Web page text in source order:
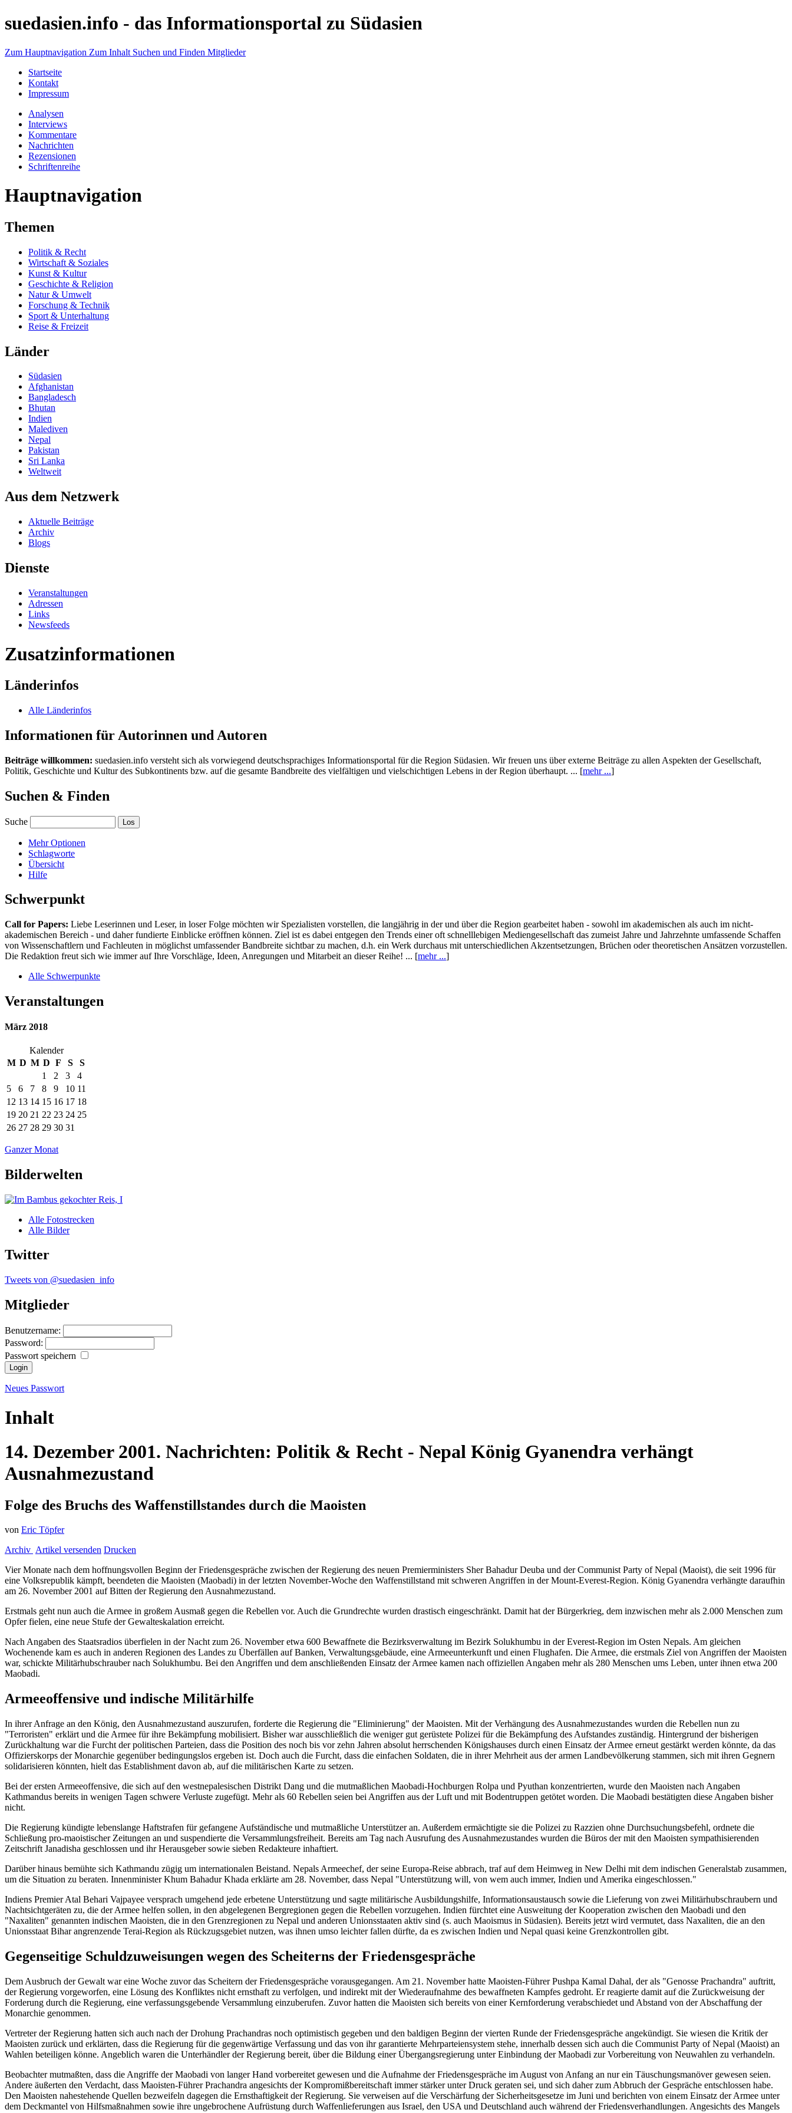
suedasien.info - das Informationsportal zu Südasien
Zum Hauptnavigation Zum Inhalt Suchen und Finden Mitglieder
Startseite
Kontakt
Impressum
Analysen
Interviews
Kommentare
Nachrichten
Rezensionen
Schriftenreihe
Hauptnavigation
Themen
Politik & Recht
Wirtschaft & Soziales
Kunst & Kultur
Geschichte & Religion
Natur & Umwelt
Forschung & Technik
Sport & Unterhaltung
Reise & Freizeit
Länder
Südasien
Afghanistan
Bangladesch
Bhutan
Indien
Malediven
Nepal
Pakistan
Sri Lanka
Weltweit
Aus dem Netzwerk
Aktuelle Beiträge
Archiv
Blogs
Dienste
Veranstaltungen
Adressen
Links
Newsfeeds
Zusatzinformationen
Länderinfos
Alle Länderinfos
Informationen für Autorinnen und Autoren
Beiträge willkommen: suedasien.info versteht sich als vorwiegend deutschsprachiges Informationsportal für die Region Südasien. Wir freuen uns über externe Beiträge zu allen Aspekten der Gesellschaft,
Politik, Geschichte und Kultur des Subkontinents bzw. auf die gesamte Bandbreite des vielfältigen und vielschichtigen Lebens in der Region überhaupt. ... [mehr ...]
Suchen & Finden
Suche
Mehr Optionen
Schlagworte
Übersicht
Hilfe
Schwerpunkt
Call for Papers: Liebe Leserinnen und Leser, in loser Folge möchten wir Spezialisten vorstellen, die langjährig in der und über die Region gearbeitet haben - sowohl im akademischen als auch im nicht-
akademischen Bereich - und daher fundierte Einblicke eröffnen können. Ziel ist es dabei entgegen den Trends einer oft schnelllebigen Mediengesellschaft das zumeist Jahre und Jahrzehnte umfassende Schaffen
von Wissenschaftlern und Fachleuten in möglichst umfassender Bandbreite sichtbar zu machen, d.h. ein Werk durchaus mit unterschiedlichen Akzentsetzungen, Brüchen oder theoretischen Ansätzen vorzustellen.
Die Redaktion freut sich wie immer auf Ihre Vorschläge, Ideen, Anregungen und Mitarbeit an dieser Reihe! ... [mehr ...]
Alle Schwerpunkte
Veranstaltungen
März 2018
Kalender
M D M D F S
S
1
2 3
4
5
6 7 8 9 10 11
12 13 14 15 16 17 18
19 20 21 22 23 24 25
26 27 28 29 30 31
Ganzer Monat
Bilderwelten
Alle Fotostrecken
Alle Bilder
Twitter
Tweets von @suedasien_info
Mitglieder
Benutzername:
Password:
Passwort speichern
Neues Passwort
Inhalt
14. Dezember 2001. Nachrichten: Politik & Recht - Nepal König Gyanendra verhängt
Ausnahmezustand
Folge des Bruchs des Waffenstillstandes durch die Maoisten
von Eric Töpfer
Archiv Artikel versenden Drucken
Vier Monate nach dem hoffnungsvollen Beginn der Friedensgespräche zwischen der Regierung des neuen Premierministers Sher Bahadur Deuba und der Communist Party of Nepal (Maoist), die seit 1996 für
eine Volksrepublik kämpft, beendeten die Maoisten (Maobadi) in der letzten November-Woche den Waffenstillstand mit schweren Angriffen in der Mount-Everest-Region. König Gyanendra verhängte daraufhin
am 26. November 2001 auf Bitten der Regierung den Ausnahmezustand.
Erstmals geht nun auch die Armee in großem Ausmaß gegen die Rebellen vor. Auch die Grundrechte wurden drastisch eingeschränkt. Damit hat der Bürgerkrieg, dem inzwischen mehr als 2.000 Menschen zum
Opfer fielen, eine neue Stufe der Gewalteskalation erreicht.
Nach Angaben des Staatsradios überfielen in der Nacht zum 26. November etwa 600 Bewaffnete die Bezirksverwaltung im Bezirk Solukhumbu in der Everest-Region im Osten Nepals. Am gleichen
Wochenende kam es auch in anderen Regionen des Landes zu Überfällen auf Banken, Verwaltungsgebäude, eine Armeeunterkunft und einen Flughafen. Die Armee, die erstmals Ziel von Angriffen der Maoisten
war, schickte Militärhubschrauber nach Solukhumbu. Bei den Angriffen und dem anschließenden Einsatz der Armee kamen nach offiziellen Angaben mehr als 280 Menschen ums Leben, unter ihnen etwa 200
Maobadi.
Armeeoffensive und indische Militärhilfe
In ihrer Anfrage an den König, den Ausnahmezustand auszurufen, forderte die Regierung die "Eliminierung" der Maoisten. Mit der Verhängung des Ausnahmezustandes wurden die Rebellen nun zu
"Terroristen" erklärt und die Armee für ihre Bekämpfung mobilisiert. Bisher war ausschließlich die weniger gut gerüstete Polizei für die Bekämpfung des Aufstandes zuständig. Hintergrund der bisherigen
Zurückhaltung war die Furcht der politischen Parteien, dass die Position des noch bis vor zehn Jahren absolut herrschenden Königshauses durch einen Einsatz der Armee erneut gestärkt werden könnte, da das
Offizierskorps der Monarchie gegenüber bedingungslos ergeben ist. Doch auch die Furcht, dass die einfachen Soldaten, die in ihrer Mehrheit aus der armen Landbevölkerung stammen, sich mit ihren Gegnern
solidarisieren könnten, hielt das Establishment davon ab, auf die militärischen Karte zu setzen.
Bei der ersten Armeeoffensive, die sich auf den westnepalesischen Distrikt Dang und die mutmaßlichen Maobadi-Hochburgen Rolpa und Pyuthan konzentrierten, wurde den Maoisten nach Angaben
Kathmandus bereits in wenigen Tagen schwere Verluste zugefügt. Mehr als 60 Rebellen seien bei Angriffen aus der Luft und mit Bodentruppen getötet worden. Die Maobadi bestätigten diese Angaben bisher
nicht.
Die Regierung kündigte lebenslange Haftstrafen für gefangene Aufständische und mutmaßliche Unterstützer an. Außerdem ermächtigte sie die Polizei zu Razzien ohne Durchsuchungsbefehl, ordnete die
Schließung pro-maoistischer Zeitungen an und suspendierte die Versammlungsfreiheit. Bereits am Tag nach Ausrufung des Ausnahmezustandes wurden die Büros der mit den Maoisten sympathisierenden
Zeitschrift Janadisha geschlossen und ihr Herausgeber sowie sieben Redakteure inhaftiert.
Darüber hinaus bemühte sich Kathmandu zügig um internationalen Beistand. Nepals Armeechef, der seine Europa-Reise abbrach, traf auf dem Heimweg in New Delhi mit dem indischen Generalstab zusammen,
um die Situation zu beraten. Innenminister Khum Bahadur Khada erklärte am 28. November, dass Nepal "Unterstützung will, von wem auch immer, Indien und Amerika eingeschlossen."
Indiens Premier Atal Behari Vajpayee versprach umgehend jede erbetene Unterstützung und sagte militärische Ausbildungshilfe, Informationsaustausch sowie die Lieferung von zwei Militärhubschraubern und
Nachtsichtgeräten zu, die der Armee helfen sollen, in den abgelegenen Bergregionen gegen die Rebellen vorzugehen. Indien fürchtet eine Ausweitung der Kooperation zwischen den Maobadi und den
"Naxaliten" genannten indischen Maoisten, die in den Grenzregionen zu Nepal und anderen Unionsstaaten aktiv sind (s. auch Maoismus in Südasien). Bereits jetzt wird vermutet, dass Naxaliten, die an den
Unionsstaat Bihar angrenzende Terai-Region als Rückzugsgebiet nutzen, was ihnen umso leichter fallen dürfte, da es zwischen Indien und Nepal quasi keine Grenzkontrollen gibt.
Gegenseitige Schuldzuweisungen wegen des Scheiterns der Friedensgespräche
Dem Ausbruch der Gewalt war eine Woche zuvor das Scheitern der Friedensgespräche vorausgegangen. Am 21. November hatte Maoisten-Führer Pushpa Kamal Dahal, der als "Genosse Prachandra" auftritt,
der Regierung vorgeworfen, eine Lösung des Konfliktes nicht ernsthaft zu verfolgen, und indirekt mit der Wiederaufnahme des bewaffneten Kampfes gedroht. Er reagierte damit auf die Zurückweisung der
Forderung durch die Regierung, eine verfassungsgebende Versammlung einzuberufen. Zuvor hatten die Maoisten sich bereits von einer Kernforderung verabschiedet und Abstand von der Abschaffung der
Monarchie genommen.
Vertreter der Regierung hatten sich auch nach der Drohung Prachandras noch optimistisch gegeben und den baldigen Beginn der vierten Runde der Friedensgespräche angekündigt. Sie wiesen die Kritik der
Maoisten zurück und erklärten, dass die Regierung für die gegenwärtige Verfassung und das von ihr garantierte Mehrparteiensystem stehe, innerhalb dessen sich auch die Communist Party of Nepal (Maoist) an
Wahlen beteiligen könne. Angeblich waren die Unterhändler der Regierung bereit, über die Bildung einer Übergangsregierung unter Einbindung der Maobadi zur Vorbereitung von Neuwahlen zu verhandeln.
Beobachter mutmaßten, dass die Angriffe der Maobadi von langer Hand vorbereitet gewesen und die Aufnahme der Friedensgespräche im August von Anfang an nur ein Täuschungsmanöver gewesen seien.
Andere äußerten den Verdacht, dass Maoisten-Führer Prachandra angesichts der Kompromißbereitschaft immer stärker unter Druck geraten sei, und sich daher zum Abbruch der Gespräche entschlossen habe.
Den Maoisten nahestehende Quellen bezweifeln dagegen die Ernsthaftigkeit der Regierung. Sie verweisen auf die Verschärfung der Sicherheitsgesetze im Juni und berichten von einem Einsatz der Armee unter
dem Deckmantel von Hilfsmaßnahmen sowie ihre ungebrochene Aufrüstung durch Waffenlieferungen aus Israel, den USA und Deutschland auch während der Friedensverhandlungen. Angesichts des Mangels